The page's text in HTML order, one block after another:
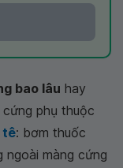
bao lâu hay
phụ thuộc
tê: bơm thuốc
ngoài màng cứng